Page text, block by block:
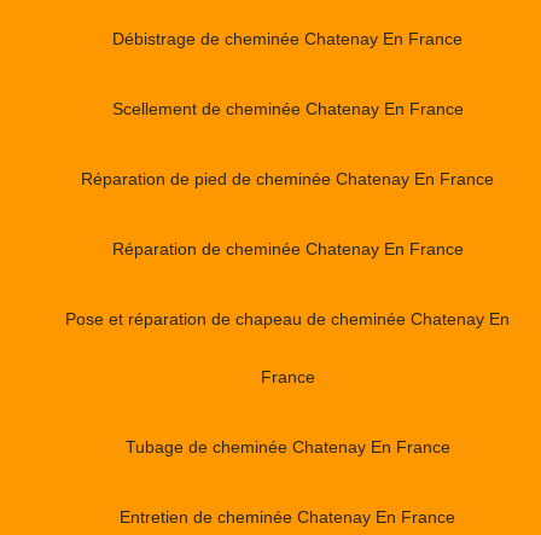
Débistrage de cheminée Chatenay En France
Scellement de cheminée Chatenay En France
Réparation de pied de cheminée Chatenay En France
Réparation de cheminée Chatenay En France
Pose et réparation de chapeau de cheminée Chatenay En
France
Tubage de cheminée Chatenay En France
Entretien de cheminée Chatenay En France